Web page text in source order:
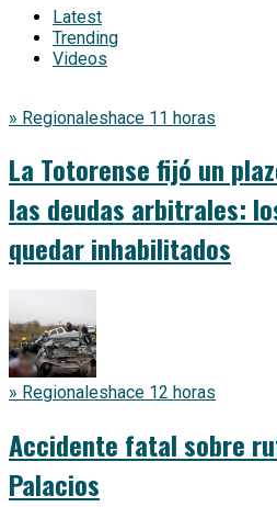
Latest
Trending
Videos
» Regionaleshace 11 horas
La Totorense fijó un
las deudas arbitrales:
quedar inhabilitados
» Regionaleshace 12 horas
Accidente fatal sobre
Palacios